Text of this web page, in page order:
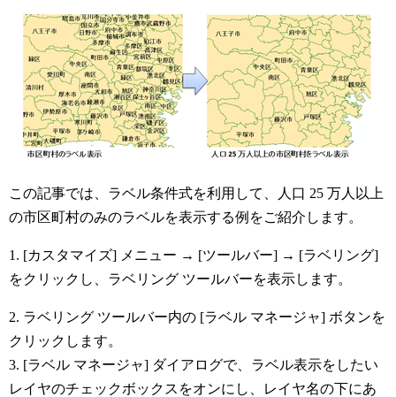
この記事では、ラベル条件式を利用して、人口 25 万人以上
の市区町村のみのラベルを表示する例をご紹介します。
1. [カスタマイズ] メニュー → [ツールバー] → [ラベリング]
をクリックし、ラベリング ツールバーを表示します。
2. ラベリング ツールバー内の [ラベル マネージャ] ボタンを
クリックします。
3. [ラベル マネージャ] ダイアログで、ラベル表示をしたい
レイヤのチェックボックスをオンにし、レイヤ名の下にあ